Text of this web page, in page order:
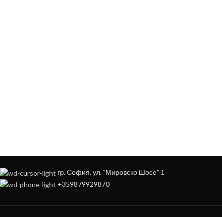
гр. София, ул. "Мировско Шосе" 1
+359879929870